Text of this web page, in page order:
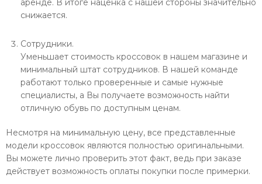
снижается.
Сотрудники.
Уменьшает стоимость кроссовок в нашем магазине и
минимальный штат сотрудников. В нашей команде
работают только проверенные и самые нужные
специалисты, а Вы получаете возможность найти
отличную обувь по доступным ценам.
Несмотря на минимальную цену, все представленные
модели кроссовок являются полностью оригинальными.
Вы можете лично проверить этот факт, ведь при заказе
действует возможность оплаты покупки после примерки.